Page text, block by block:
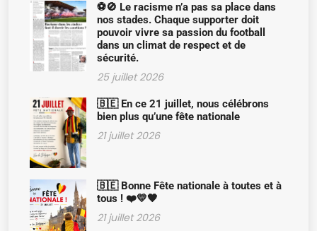
⚽🚫 Le racisme n’a pas sa place dans
nos stades. Chaque supporter doit
pouvoir vivre sa passion du football
dans un climat de respect et de
sécurité.
25 juillet 2026
🇧🇪 En ce 21 juillet, nous célébrons
bien plus qu’une fête nationale
21 juillet 2026
🇧🇪 Bonne Fête nationale à toutes et à
tous ! ❤️💛🖤
21 juillet 2026